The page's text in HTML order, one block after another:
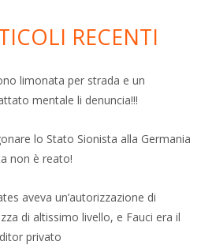
RECENTI
limonata per strada e un
mentale li denuncia!!!
lo Stato Sionista alla Germania
non è reato!
aveva un’autorizzazione di
di altissimo livello, e Fauci era il
privato